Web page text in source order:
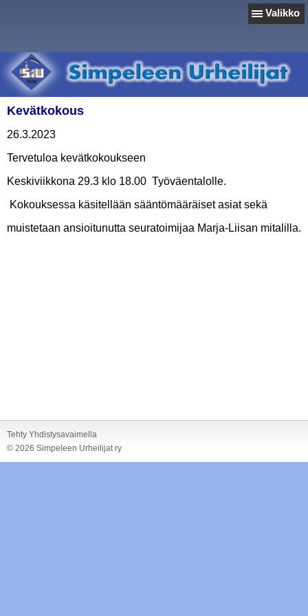
Valikko
Kevätkokous
26.3.2023
Tervetuloa kevätkokoukseen
Keskiviikkona 29.3 klo 18.00 Työväentalolle.
Kokouksessa käsitellään sääntömääräiset asiat sekä
muistetaan ansioitunutta seuratoimijaa Marja-Liisan mitalilla.
Tehty Yhdistysavaimella
© 2026 Simpeleen Urheilijat ry